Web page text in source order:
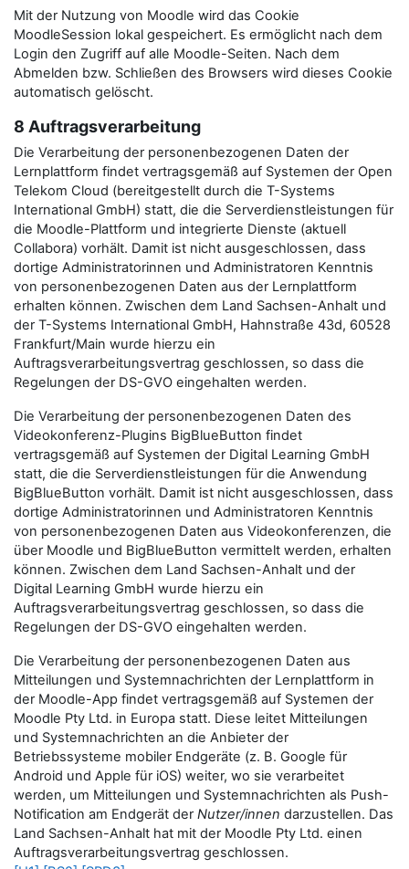
Mit der Nutzung von Moodle wird das Cookie
MoodleSession lokal gespeichert. Es ermöglicht nach dem
Login den Zugriff auf alle Moodle-Seiten. Nach dem
Abmelden bzw. Schließen des Browsers wird dieses Cookie
automatisch gelöscht.
8 Auftragsverarbeitung
Die Verarbeitung der personenbezogenen Daten der
Lernplattform findet vertragsgemäß auf Systemen der Open
Telekom Cloud (bereitgestellt durch die T-Systems
International GmbH) statt, die die Serverdienstleistungen für
die Moodle-Plattform und integrierte Dienste (aktuell
Collabora) vorhält. Damit ist nicht ausgeschlossen, dass
dortige Administratorinnen und Administratoren Kenntnis
von personenbezogenen Daten aus der Lernplattform
erhalten können. Zwischen dem Land Sachsen-Anhalt und
der T-Systems International GmbH, Hahnstraße 43d, 60528
Frankfurt/Main wurde hierzu ein
Auftragsverarbeitungsvertrag geschlossen, so dass die
Regelungen der DS-GVO eingehalten werden.
Die Verarbeitung der personenbezogenen Daten des
Videokonferenz-Plugins BigBlueButton findet
vertragsgemäß auf Systemen der Digital Learning GmbH
statt, die die Serverdienstleistungen für die Anwendung
BigBlueButton vorhält. Damit ist nicht ausgeschlossen, dass
dortige Administratorinnen und Administratoren Kenntnis
von personenbezogenen Daten aus Videokonferenzen, die
über Moodle und BigBlueButton vermittelt werden, erhalten
können. Zwischen dem Land Sachsen-Anhalt und der
Digital Learning GmbH wurde hierzu ein
Auftragsverarbeitungsvertrag geschlossen, so dass die
Regelungen der DS-GVO eingehalten werden.
Die Verarbeitung der personenbezogenen Daten aus
Mitteilungen und Systemnachrichten der Lernplattform in
der Moodle-App findet vertragsgemäß auf Systemen der
Moodle Pty Ltd. in Europa statt. Diese leitet Mitteilungen
und Systemnachrichten an die Anbieter der
Betriebssysteme mobiler Endgeräte (z. B. Google für
Android und Apple für iOS) weiter, wo sie verarbeitet
werden, um Mitteilungen und Systemnachrichten als Push-
Notification am Endgerät derNutzer/innen darzustellen. Das
Land Sachsen-Anhalt hat mit der Moodle Pty Ltd. einen
Auftragsverarbeitungsvertrag geschlossen.